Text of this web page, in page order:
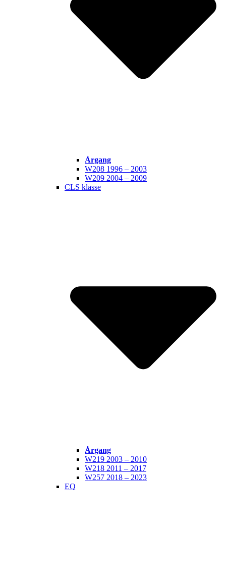
Årgang
W208 1996 – 2003
W209 2004 – 2009
CLS klasse
Årgang
W219 2003 – 2010
W218 2011 – 2017
W257 2018 – 2023
EQ